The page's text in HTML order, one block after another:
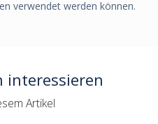
verwendet werden können.
interessieren
Artikel